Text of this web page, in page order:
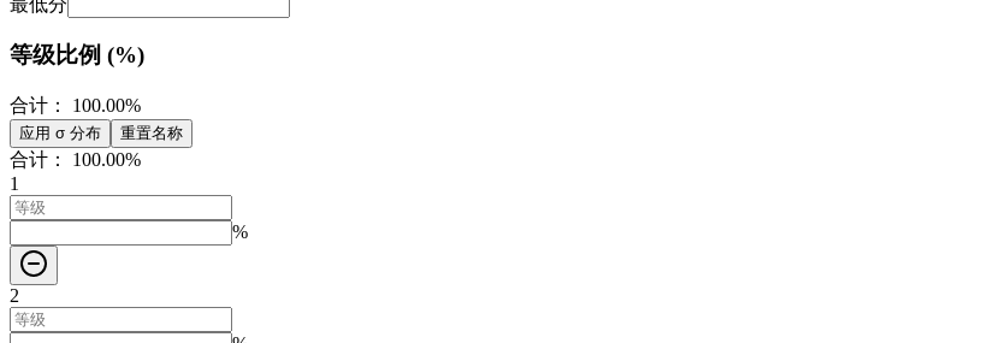
等级比例 (%)
合计： 100.00%
应用 σ 分布 重置名称
合计： 100.00%
1
%
2